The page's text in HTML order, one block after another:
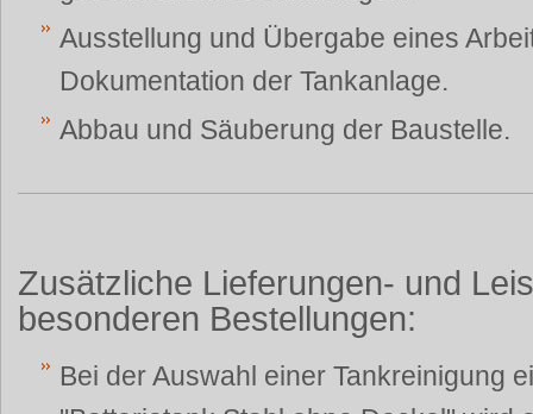
Ausstellung und Übergabe eines
Dokumentation der Tankanlage.
Abbau und Säuberung der Baustelle.
Zusätzliche Lieferungen- und
besonderen Bestellungen:
Bei der Auswahl einer Tankreinigung